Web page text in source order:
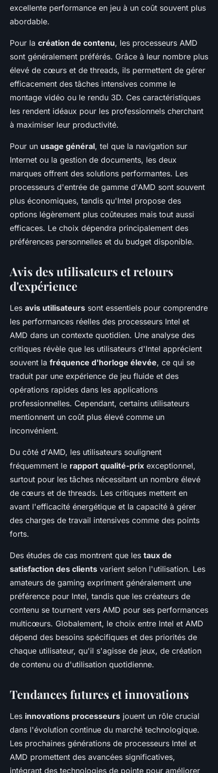
excellente performance en jeu à un coût souvent plus
abordable.
Pour la création de contenu, les processeurs AMD
sont généralement préférés. Grâce à leur nombre plus
élevé de cœurs et de threads, ils permettent de gérer
efficacement des tâches intensives comme le
montage vidéo ou le rendu 3D. Ces caractéristiques
les rendent idéaux pour les professionnels cherchant
à maximiser leur productivité.
Pour un usage général, tel que la navigation sur
Internet ou la gestion de documents, les deux
marques offrent des solutions performantes. Les
processeurs d'entrée de gamme d'AMD sont souvent
plus économiques, tandis qu'Intel propose des
options légèrement plus coûteuses mais tout aussi
efficaces. Le choix dépendra principalement des
préférences personnelles et du budget disponible.
Avis des utilisateurs et retours
d'expérience
Les avis utilisateurs sont essentiels pour comprendre
les performances réelles des processeurs Intel et
AMD dans un contexte quotidien. Une analyse des
critiques révèle que les utilisateurs d'Intel apprécient
souvent la fréquence d'horloge élevée, ce qui se
traduit par une expérience de jeu fluide et des
opérations rapides dans les applications
professionnelles. Cependant, certains utilisateurs
mentionnent un coût plus élevé comme un
inconvénient.
Du côté d'AMD, les utilisateurs soulignent
fréquemment le rapport qualité-prix exceptionnel,
surtout pour les tâches nécessitant un nombre élevé
de cœurs et de threads. Les critiques mettent en
avant l'efficacité énergétique et la capacité à gérer
des charges de travail intensives comme des points
forts.
Des études de cas montrent que les taux de
satisfaction des clients varient selon l'utilisation. Les
amateurs de gaming expriment généralement une
préférence pour Intel, tandis que les créateurs de
contenu se tournent vers AMD pour ses performances
multicœurs. Globalement, le choix entre Intel et AMD
dépend des besoins spécifiques et des priorités de
chaque utilisateur, qu'il s'agisse de jeux, de création
de contenu ou d'utilisation quotidienne.
Tendances futures et innovations
Les innovations processeurs jouent un rôle crucial
dans l'évolution continue du marché technologique.
Les prochaines générations de processeurs Intel et
AMD promettent des avancées significatives,
intégrant des technologies de pointe pour améliorer